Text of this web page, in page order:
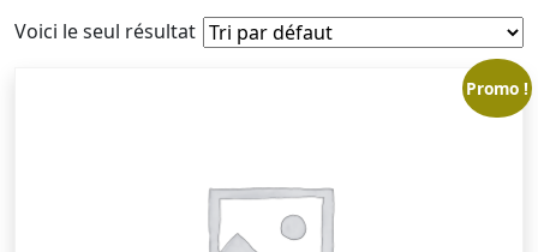
Voici le seul résultat
Promo !